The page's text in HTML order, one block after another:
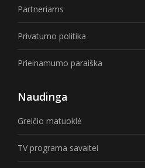
Partneriams
Privatumo politika
Prieinamumo paraiška
Naudinga
Greičio matuoklė
TV programa savaitei